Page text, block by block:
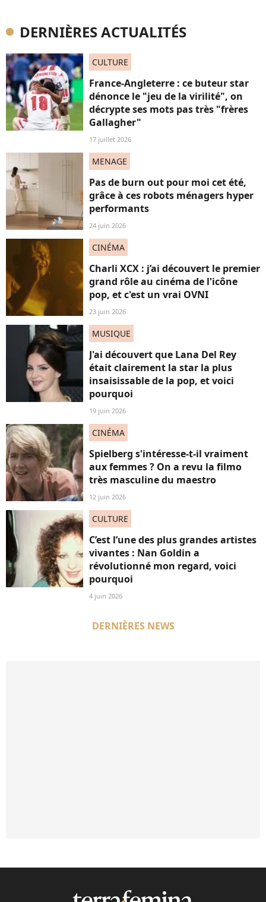
DERNIÈRES ACTUALITÉS
CULTURE
France-Angleterre : ce buteur star
dénonce le "jeu de la virilité", on
décrypte ses mots pas très "frères
Gallagher"
17 juillet 2026
MENAGE
Pas de burn out pour moi cet été,
grâce à ces robots ménagers hyper
performants
24 juin 2026
CINÉMA
Charli XCX : j’ai découvert le premier
grand rôle au cinéma de l'icône
pop, et c'est un vrai OVNI
23 juin 2026
MUSIQUE
J'ai découvert que Lana Del Rey
était clairement la star la plus
insaisissable de la pop, et voici
pourquoi
19 juin 2026
CINÉMA
Spielberg s'intéresse-t-il vraiment
aux femmes ? On a revu la filmo
très masculine du maestro
12 juin 2026
CULTURE
C’est l’une des plus grandes artistes
vivantes : Nan Goldin a
révolutionné mon regard, voici
pourquoi
4 juin 2026
DERNIÈRES NEWS